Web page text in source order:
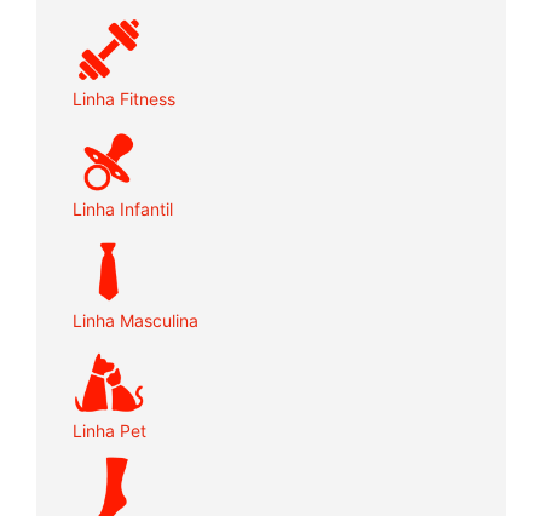
Linha Fitness
Linha Infantil
Linha Masculina
Linha Pet